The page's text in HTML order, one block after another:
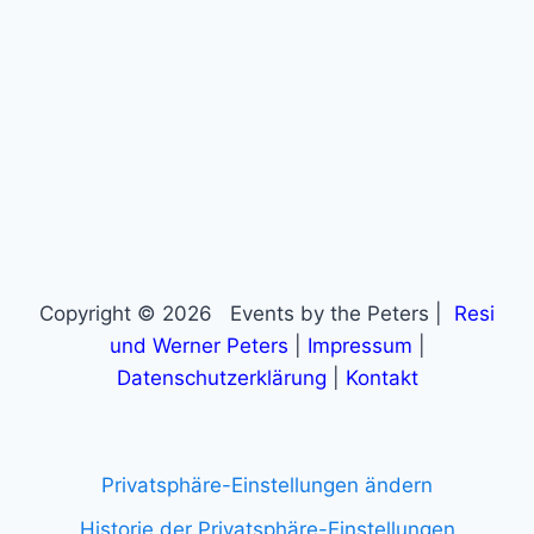
Copyright © 2026 Events by the Peters |
Resi
und Werner Peters
Impressum
Datenschutzerklärung
Kontakt
Privatsphäre-Einstellungen ändern
Historie der Privatsphäre-Einstellungen